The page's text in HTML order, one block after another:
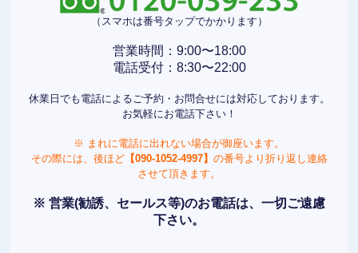
（スマホは番号タップでかかります）
営業時間：9:00〜18:00
電話受付：8:30〜22:00
休業日でも電話によるご予約・お問合せには対応しております。
お気軽にお電話下さい！
※ まれに電話に出れない場合が御座います。
その際には、後ほど【090-1052-4997】 の番号より折り返し連絡
させて頂きます。
※ 営業(勧誘、セールス等)のお電話は、一切ご遠慮
下さい。